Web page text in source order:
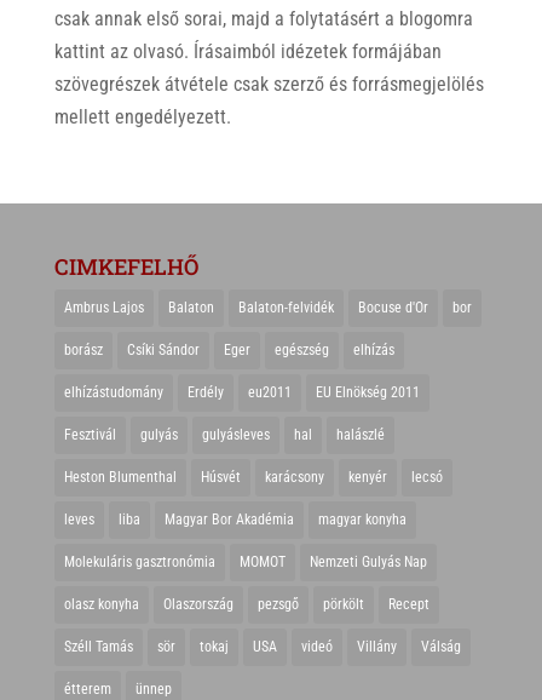
csak annak első sorai, majd a folytatásért a blogomra
kattint az olvasó. Írásaimból idézetek formájában
szövegrészek átvétele csak szerző és forrásmegjelölés
mellett engedélyezett.
CIMKEFELHŐ
Ambrus Lajos Balaton Balaton-felvidék Bocuse d'Or bor
borász Csíki Sándor Eger egészség elhízás
elhízástudomány Erdély eu2011 EU Elnökség 2011
Fesztivál gulyás gulyásleves hal halászlé
Heston Blumenthal Húsvét karácsony kenyér lecsó
leves liba Magyar Bor Akadémia magyar konyha
Molekuláris gasztronómia MOMOT Nemzeti Gulyás Nap
olasz konyha Olaszország pezsgő pörkölt Recept
Széll Tamás sör tokaj USA videó Villány Válság
étterem ünnep